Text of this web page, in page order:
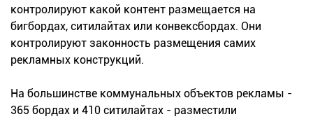
контролируют какой контент размещается на
бигбордах, ситилайтах или конвексбордах. Они
контролируют законность размещения самих
рекламных конструкций.
На большинстве коммунальных объектов рекламы -
365 бордах и 410 ситилайтах - разместили